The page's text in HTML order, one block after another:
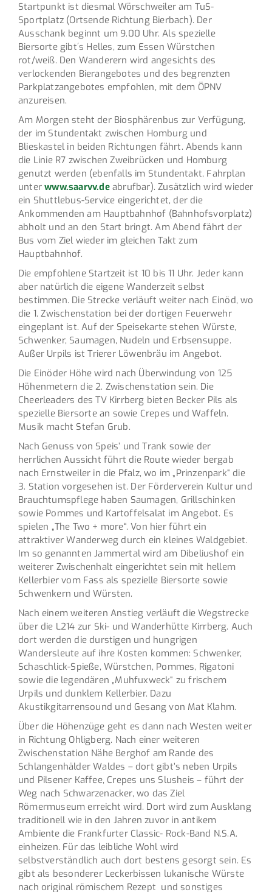
Startpunkt ist diesmal Wörschweiler am TuS-
Sportplatz (Ortsende Richtung Bierbach). Der
Ausschank beginnt um 9.00 Uhr. Als spezielle
Biersorte gibt´s Helles, zum Essen Würstchen
rot/weiß. Den Wanderern wird angesichts des
verlockenden Bierangebotes und des begrenzten
Parkplatzangebotes empfohlen, mit dem ÖPNV
anzureisen.
Am Morgen steht der Biosphärenbus zur Verfügung,
der im Stundentakt zwischen Homburg und
Blieskastel in beiden Richtungen fährt. Abends kann
die Linie R7 zwischen Zweibrücken und Homburg
genutzt werden (ebenfalls im Stundentakt, Fahrplan
unterwww.saarvv.deabrufbar). Zusätzlich wird wieder
ein Shuttlebus-Service eingerichtet, der die
Ankommenden am Hauptbahnhof (Bahnhofsvorplatz)
abholt und an den Start bringt. Am Abend fährt der
Bus vom Ziel wieder im gleichen Takt zum
Hauptbahnhof.
Die empfohlene Startzeit ist 10 bis 11 Uhr. Jeder kann
aber natürlich die eigene Wanderzeit selbst
bestimmen. Die Strecke verläuft weiter nach Einöd, wo
die 1. Zwischenstation bei der dortigen Feuerwehr
eingeplant ist. Auf der Speisekarte stehen Würste,
Schwenker, Saumagen, Nudeln und Erbsensuppe.
Außer Urpils ist Trierer Löwenbräu im Angebot.
Die Einöder Höhe wird nach Überwindung von 125
Höhenmetern die 2. Zwischenstation sein. Die
Cheerleaders des TV Kirrberg bieten Becker Pils als
spezielle Biersorte an sowie Crepes und Waffeln.
Musik macht Stefan Grub.
Nach Genuss von Speis’ und Trank sowie der
herrlichen Aussicht führt die Route wieder bergab
nach Ernstweiler in die Pfalz, wo im „Prinzenpark“ die
3. Station vorgesehen ist. Der Förderverein Kultur und
Brauchtumspflege haben Saumagen, Grillschinken
sowie Pommes und Kartoffelsalat im Angebot. Es
spielen „The Two + more“. Von hier führt ein
attraktiver Wanderweg durch ein kleines Waldgebiet.
Im so genannten Jammertal wird am Dibeliushof ein
weiterer Zwischenhalt eingerichtet sein mit hellem
Kellerbier vom Fass als spezielle Biersorte sowie
Schwenkern und Würsten.
Nach einem weiteren Anstieg verläuft die Wegstrecke
über die L214 zur Ski- und Wanderhütte Kirrberg. Auch
dort werden die durstigen und hungrigen
Wandersleute auf ihre Kosten kommen: Schwenker,
Schaschlick-Spieße, Würstchen, Pommes, Rigatoni
sowie die legendären „Muhfuxweck“ zu frischem
Urpils und dunklem Kellerbier. Dazu
Akustikgitarrensound und Gesang von Mat Klahm.
Über die Höhenzüge geht es dann nach Westen weiter
in Richtung Ohligberg. Nach einer weiteren
Zwischenstation Nähe Berghof am Rande des
Schlangenhälder Waldes – dort gibt’s neben Urpils
und Pilsener Kaffee, Crepes uns Slusheis – führt der
Weg nach Schwarzenacker, wo das Ziel
Römermuseum erreicht wird. Dort wird zum Ausklang
traditionell wie in den Jahren zuvor in antikem
Ambiente die Frankfurter Classic- Rock-Band N.S.A.
einheizen. Für das leibliche Wohl wird
selbstverständlich auch dort bestens gesorgt sein. Es
gibt als besonderer Leckerbissen lukanische Würste
nach original römischem Rezept und sonstiges